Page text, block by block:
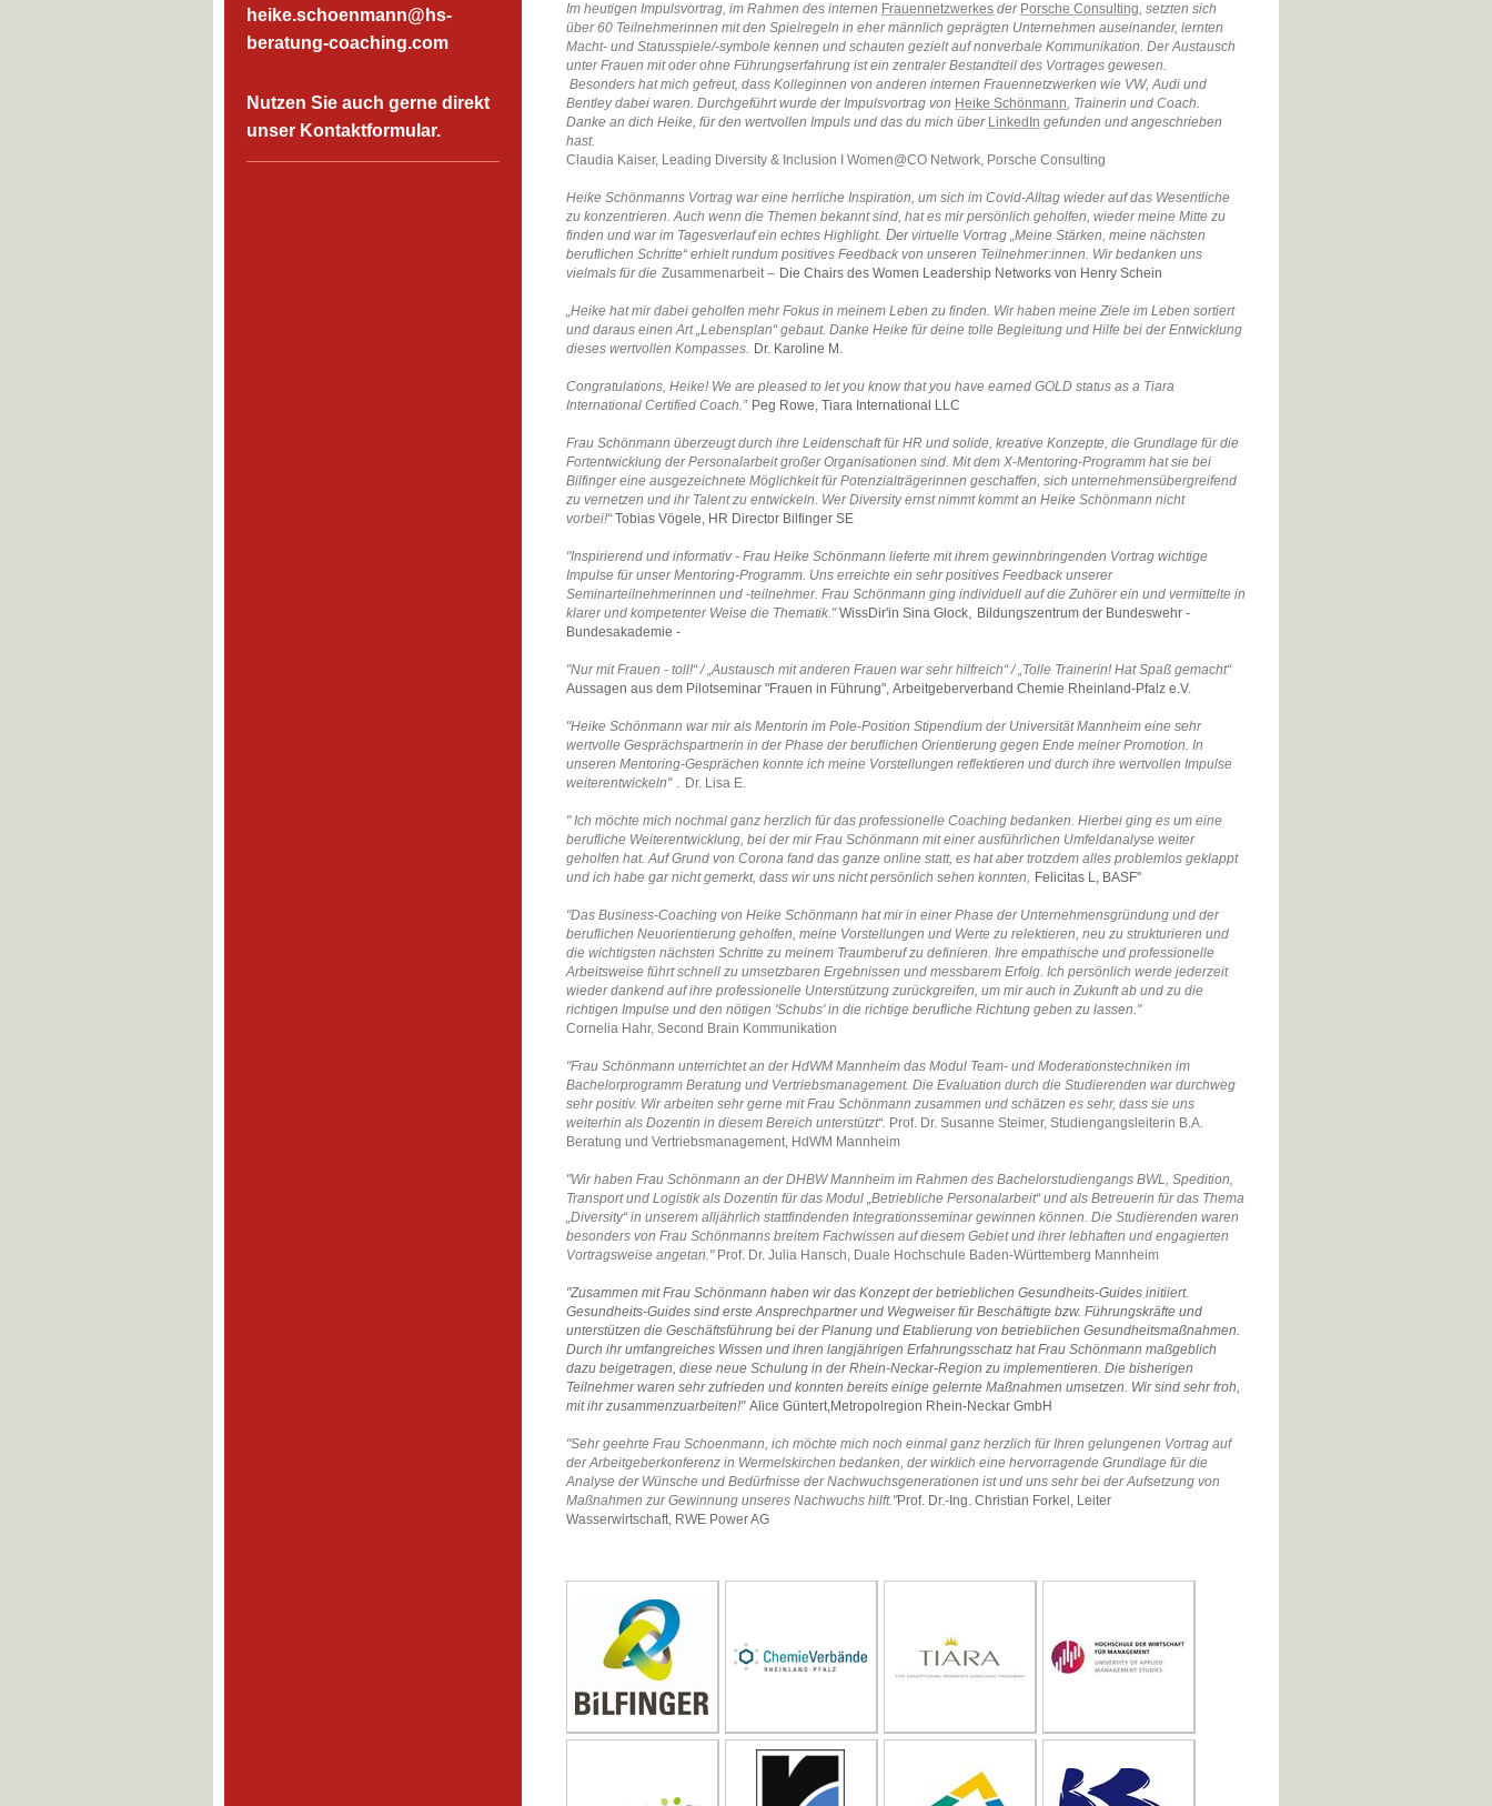
Im heutigen Impulsvortrag, im Rahmen des internen Frauennetzwerkesder Porsche Consulting, setzten sich
über 60 Teilnehmerinnen mit den Spielregeln in eher männlich geprägten Unternehmen auseinander, lernten
Macht- und Statusspiele/-symbole kennen und schauten gezielt auf nonverbale Kommunikation. Der Austausch
unter Frauen mit oder ohne Führungserfahrung ist ein zentraler Bestandteil des Vortrages gewesen.
Besonders hat mich gefreut, dass Kolleginnen von anderen internen Frauennetzwerken wie VW, Audi und
Bentley dabei waren. Durchgeführt wurde der Impulsvortrag von Heike Schönmann, Trainerin und Coach.
Danke an dich Heike, für den wertvollen Impuls und das du mich über LinkedIn gefunden und angeschrieben
hast.
Claudia Kaiser, Leading Diversity & Inclusion I Women@CO Network, Porsche Consulting
Heike Schönmanns Vortrag war eine herrliche Inspiration, um sich im Covid-Alltag wieder auf das Wesentliche
zu konzentrieren. Auch wenn die Themen bekannt sind, hat es mir persönlich geholfen, wieder meine Mitte zu
finden und war im Tagesverlauf ein echtes Highlight. Dervirtuelle Vortrag „Meine Stärken, meine nächsten
beruflichen Schritte“ erhielt rundum positives Feedback von unseren Teilnehmer:innen. Wir bedanken uns
vielmals für die Zusammenarbeit – Die Chairs des Women Leadership Networks von Henry Schein
„Heike hat mir dabei geholfen mehr Fokus in meinem Leben zu finden. Wir haben meine Ziele im Leben sortiert
und daraus einen Art „Lebensplan“ gebaut. Danke Heike für deine tolle Begleitung und Hilfe bei der Entwicklung
dieses wertvollen Kompasses. Dr. Karoline M.
Congratulations, Heike! We are pleased to let you know that you have earned GOLD status as a Tiara
International Certified Coach.” Peg Rowe, Tiara International LLC
Frau Schönmann überzeugt durch ihre Leidenschaft für HR und solide, kreative Konzepte, die Grundlage für die
Fortentwicklung der Personalarbeit großer Organisationen sind. Mit dem X-Mentoring-Programm hat sie bei
Bilfinger eine ausgezeichnete Möglichkeit für Potenzialträgerinnen geschaffen, sich unternehmensübergreifend
zu vernetzen und ihr Talent zu entwickeln. Wer Diversity ernst nimmt kommt an Heike Schönmann nicht
vorbei!“Tobias Vögele, HR Director Bilfinger SE
"Inspirierend und informativ - Frau Heike Schönmann lieferte mit ihrem gewinnbringenden Vortrag wichtige
Impulse für unser Mentoring-Programm. Uns erreichte ein sehr positives Feedback unserer
Seminarteilnehmerinnen und -teilnehmer. Frau Schönmann ging individuell auf die Zuhörer ein und vermittelte in
klarer und kompetenter Weise die Thematik." WissDir'in Sina Glock, Bildungszentrum der Bundeswehr -
Bundesakademie -
"Nur mit Frauen - toll!“ / „Austausch mit anderen Frauen war sehr hilfreich“ / „Tolle Trainerin! Hat Spaß gemacht“
Aussagen aus dem Pilotseminar "Frauen in Führung", Arbeitgeberverband Chemie Rheinland-Pfalz e.V.
"Heike Schönmann war mir als Mentorin im Pole-Position Stipendium der Universität Mannheim eine sehr
wertvolle Gesprächspartnerin in der Phase der beruflichen Orientierung gegen Ende meiner Promotion. In
unseren Mentoring-Gesprächen konnte ich meine Vorstellungen reflektieren und durch ihre wertvollen Impulse
weiterentwickeln". Dr. Lisa E.
" Ich möchte mich nochmal ganz herzlich für das professionelle Coaching bedanken. Hierbei ging es um eine
berufliche Weiterentwicklung, bei der mir Frau Schönmann mit einer ausführlichen Umfeldanalyse weiter
geholfen hat. Auf Grund von Corona fand das ganze online statt, es hat aber trotzdem alles problemlos geklappt
und ich habe gar nicht gemerkt, dass wir uns nicht persönlich sehen konnten, Felicitas L, BASF"
"Das Business-Coaching von Heike Schönmann hat mir in einer Phase der Unternehmensgründung und der
beruflichen Neuorientierung geholfen, meine Vorstellungen und Werte zu relektieren, neu zu strukturieren und
die wichtigsten nächsten Schritte zu meinem Traumberuf zu definieren. Ihre empathische und professionelle
Arbeitsweise führt schnell zu umsetzbaren Ergebnissen und messbarem Erfolg. Ich persönlich werde jederzeit
wieder dankend auf ihre professionelle Unterstützung zurückgreifen, um mir auch in Zukunft ab und zu die
richtigen Impulse und den nötigen 'Schubs' in die richtige berufliche Richtung geben zu lassen."
Cornelia Hahr, Second Brain Kommunikation
"Frau Schönmann unterrichtet an der HdWM Mannheim das Modul Team- und Moderationstechniken im
Bachelorprogramm Beratung und Vertriebsmanagement. Die Evaluation durch die Studierenden war durchweg
sehr positiv. Wir arbeiten sehr gerne mit Frau Schönmann zusammen und schätzen es sehr, dass sie uns
weiterhin als Dozentin in diesem Bereich unterstützt“. Prof. Dr. Susanne Steimer, Studiengangsleiterin B.A.
Beratung und Vertriebsmanagement, HdWM Mannheim
"Wir haben Frau Schönmann an der DHBW Mannheim im Rahmen des Bachelorstudiengangs BWL, Spedition,
Transport und Logistik als Dozentin für das Modul „Betriebliche Personalarbeit“ und als Betreuerin für das Thema
„Diversity“ in unserem alljährlich stattfindenden Integrationsseminar gewinnen können. Die Studierenden waren
besonders von Frau Schönmanns breitem Fachwissen auf diesem Gebiet und ihrer lebhaften und engagierten
Vortragsweise angetan." Prof. Dr. Julia Hansch, Duale Hochschule Baden-Württemberg Mannheim
"Zusammen mit Frau Schönmann haben wir das Konzept der betrieblichen Gesundheits-Guides initiiert.
Gesundheits-Guides sind erste Ansprechpartner und Wegweiser für Beschäftigte bzw. Führungskräfte und
unterstützen die Geschäftsführung bei der Planung und Etablierung von betrieblichen Gesundheitsmaßnahmen.
Durch ihr umfangreiches Wissen und ihren langjährigen Erfahrungsschatz hat Frau Schönmann maßgeblich
dazu beigetragen, diese neue Schulung in der Rhein-Neckar-Region zu implementieren. Die bisherigen
Teilnehmer waren sehr zufrieden und konnten bereits einige gelernte Maßnahmen umsetzen. Wir sind sehr froh,
mit ihr zusammenzuarbeiten!" Alice Güntert,Metropolregion Rhein-Neckar GmbH
"Sehr geehrte Frau Schoenmann, ich möchte mich noch einmal ganz herzlich für Ihren gelungenen Vortrag auf
der Arbeitgeberkonferenz in Wermelskirchen bedanken, der wirklich eine hervorragende Grundlage für die
Analyse der Wünsche und Bedürfnisse der Nachwuchsgenerationen ist und uns sehr bei der Aufsetzung von
Maßnahmen zur Gewinnung unseres Nachwuchs hilft."Prof. Dr.-Ing. Christian Forkel, Leiter
Wasserwirtschaft, RWE Power AG
heike.schoenmann@hs-
beratung-coaching.com
Nutzen Sie auch gerne direkt
unser Kontaktformular.